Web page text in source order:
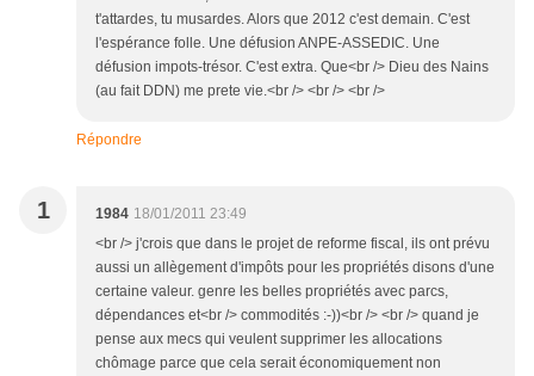
t'attardes, tu musardes. Alors que 2012 c'est demain. C'est
l'espérance folle. Une défusion ANPE-ASSEDIC. Une
défusion impots-trésor. C'est extra. Que<br /> Dieu des Nains
(au fait DDN) me prete vie.<br /> <br /> <br />
Répondre
1 1984 18/01/2011 23:49
<br /> j'crois que dans le projet de reforme fiscal, ils ont prévu
aussi un allègement d'impôts pour les propriétés disons d'une
certaine valeur. genre les belles propriétés avec parcs,
dépendances et<br /> commodités :-))<br /> <br /> quand je
pense aux mecs qui veulent supprimer les allocations
chômage parce que cela serait économiquement non